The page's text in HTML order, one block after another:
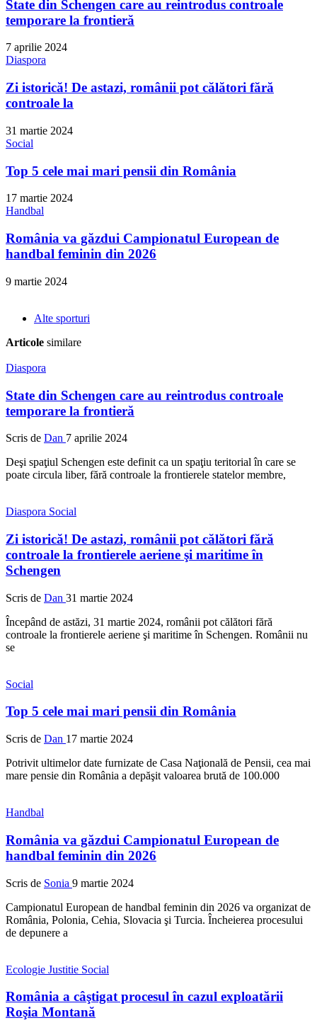
State din Schengen care au reintrodus controale
temporare la frontieră
7 aprilie 2024
Diaspora
Zi istorică! De astazi, românii pot călători fără
controale la
31 martie 2024
Social
Top 5 cele mai mari pensii din România
17 martie 2024
Handbal
România va găzdui Campionatul European de
handbal feminin din 2026
9 martie 2024
Alte sporturi
Articole similare
Diaspora
State din Schengen care au reintrodus controale
temporare la frontieră
Scris de Dan 7 aprilie 2024
Deşi spaţiul Schengen este definit ca un spaţiu teritorial în care se
poate circula liber, fără controale la frontierele statelor membre,
Diaspora Social
Zi istorică! De astazi, românii pot călători fără
controale la frontierele aeriene şi maritime în
Schengen
Scris de Dan 31 martie 2024
Începând de astăzi, 31 martie 2024, românii pot călători fără
controale la frontierele aeriene şi maritime în Schengen. Românii nu
se
Social
Top 5 cele mai mari pensii din România
Scris de Dan 17 martie 2024
Potrivit ultimelor date furnizate de Casa Naţională de Pensii, cea mai
mare pensie din România a depăşit valoarea brută de 100.000
Handbal
România va găzdui Campionatul European de
handbal feminin din 2026
Scris de Sonia 9 martie 2024
Campionatul European de handbal feminin din 2026 va organizat de
România, Polonia, Cehia, Slovacia şi Turcia. Încheierea procesului
de depunere a
Ecologie Justitie Social
România a câştigat procesul în cazul exploatării
Roşia Montană